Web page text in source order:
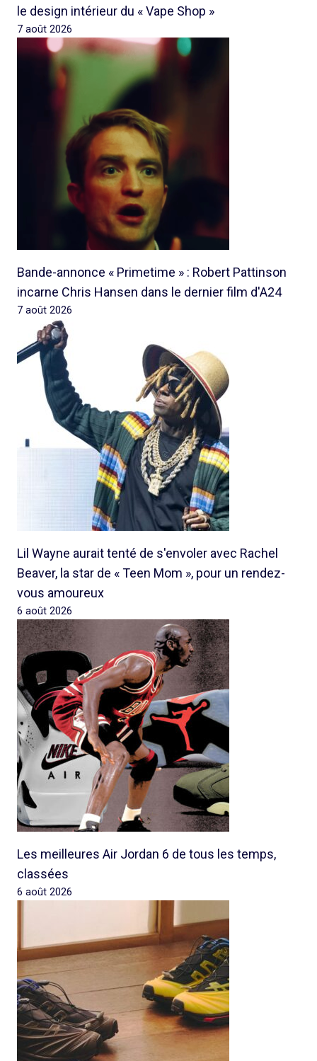
le design intérieur du « Vape Shop »
7 août 2026
Bande-annonce « Primetime » : Robert Pattinson
incarne Chris Hansen dans le dernier film d'A24
7 août 2026
Lil Wayne aurait tenté de s'envoler avec Rachel
Beaver, la star de « Teen Mom », pour un rendez-
vous amoureux
6 août 2026
Les meilleures Air Jordan 6 de tous les temps,
classées
6 août 2026